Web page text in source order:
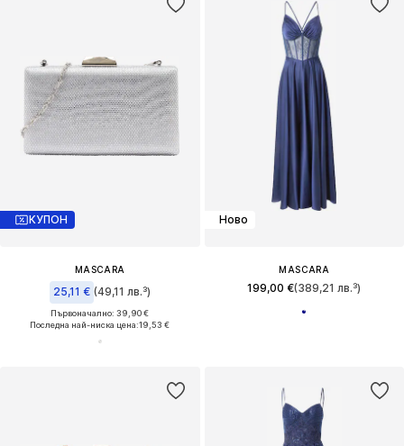
КУПОН
MASCARA
25,11 € (49,11 лв.³)
Първоначално: 39,90 €
Последна най-ниска цена:19,53 €
Ново
MASCARA
199,00 €(389,21 лв.³)